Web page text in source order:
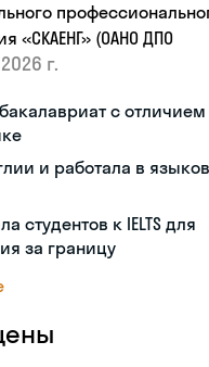
«СКАЕНГ» (ОАНО ДПО
2026 г.
с отличием
и работала в
студентов к IELTS для
за границу